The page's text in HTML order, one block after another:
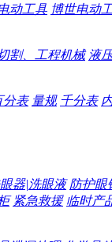
动工具 博世电动
割、工程机械 液
分表 量规 千分表
器|洗眼液 防护眼
紧急救援 临时产